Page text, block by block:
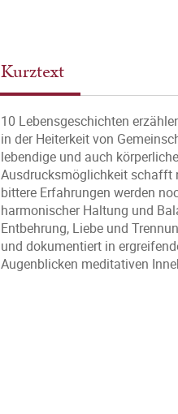
Kurztext
10 Lebensgeschichten
in der Heiterkeit von
lebendige und auch
Ausdrucksmöglichkeit schafft
bittere Erfahrungen werden
harmonischer Haltung und
Entbehrung, Liebe und
und dokumentiert in
Augenblicken meditativen